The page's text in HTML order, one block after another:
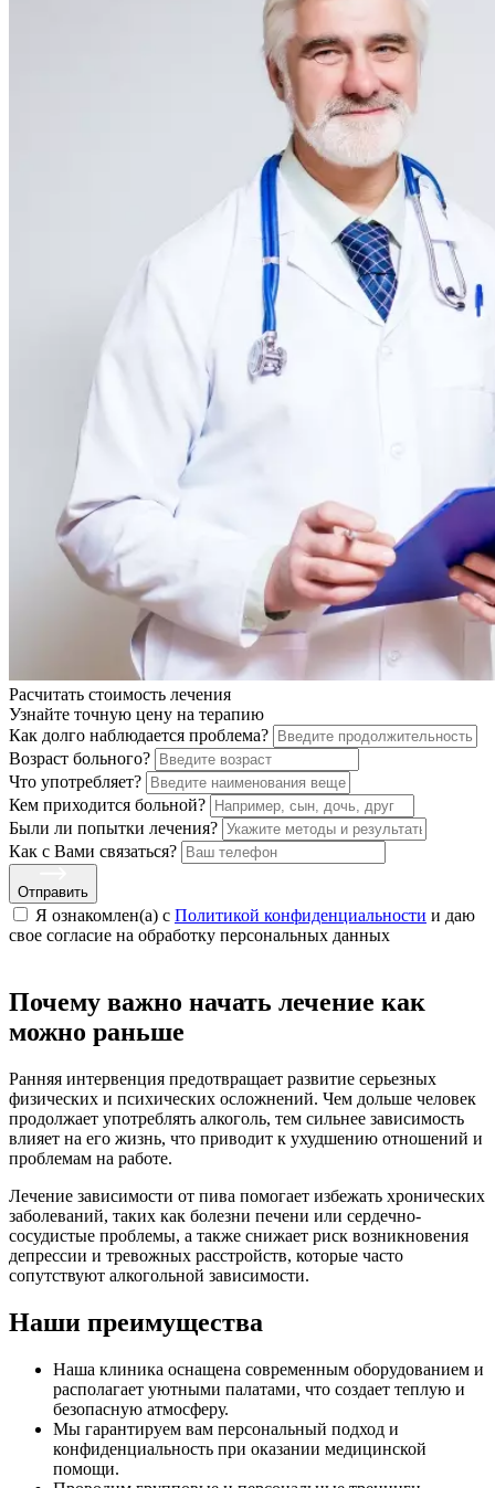
Расчитать стоимость лечения
Узнайте точную цену на терапию
Как долго наблюдается проблема?
Возраст больного?
Что употребляет?
Кем приходится больной?
Были ли попытки лечения?
Как с Вами связаться?
Отправить
Я ознакомлен(а) с Политикой конфиденциальности и даю
свое cогласие на обработку персональных данных
Почему важно начать лечение как
можно раньше
Ранняя интервенция предотвращает развитие серьезных
физических и психических осложнений. Чем дольше человек
продолжает употреблять алкоголь, тем сильнее зависимость
влияет на его жизнь, что приводит к ухудшению отношений и
проблемам на работе.
Лечение зависимости от пива помогает избежать хронических
заболеваний, таких как болезни печени или сердечно-
сосудистые проблемы, а также снижает риск возникновения
депрессии и тревожных расстройств, которые часто
сопутствуют алкогольной зависимости.
Наши преимущества
Наша клиника оснащена современным оборудованием и
располагает уютными палатами, что создает теплую и
безопасную атмосферу.
Мы гарантируем вам персональный подход и
конфиденциальность при оказании медицинской
помощи.